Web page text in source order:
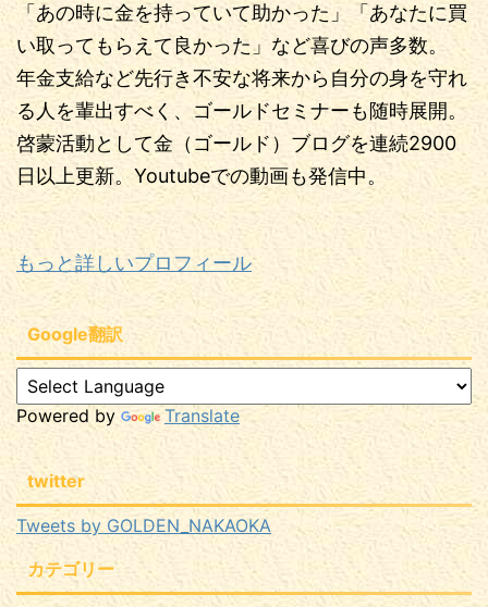
「あの時に金を持っていて助かった」「あなたに買
い取ってもらえて良かった」など喜びの声多数。
年金支給など先行き不安な将来から自分の身を守れ
る人を輩出すべく、ゴールドセミナーも随時展開。
啓蒙活動として金（ゴールド）ブログを連続2900
日以上更新。Youtubeでの動画も発信中。
もっと詳しいプロフィール
Google翻訳
Powered by Translate
twitter
Tweets by GOLDEN_NAKAOKA
カテゴリー